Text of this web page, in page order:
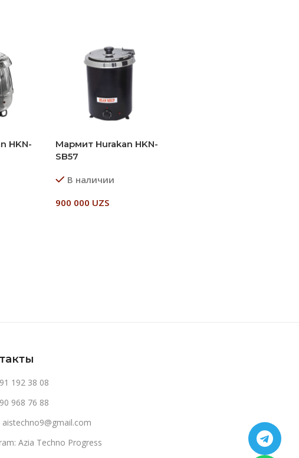
HKN-
Мармит Hurakan HKN-
SB57
В наличии
900 000 UZS
192 38 08
968 76 88
aistechno9@gmail.com
Azia Techno Progress